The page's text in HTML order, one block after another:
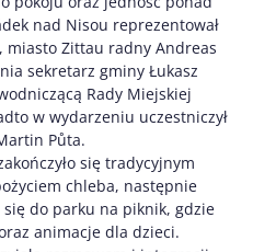
nad Nisou reprezentował
Zittau radny Andreas
sekretarz gminy Łukasz
Rady Miejskiej
w wydarzeniu uczestniczył
Půta.
się tradycyjnym
chleba, następnie
do parku na piknik, gdzie
animacje dla dzieci.